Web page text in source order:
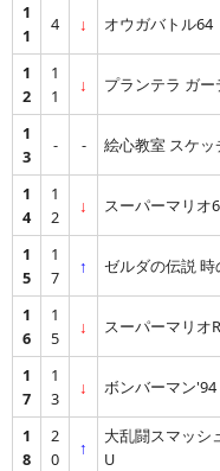
1
1
4 ↓ オウガバトル64
1
2
1
1
↓ プランテラ ガ
1
3
- - 絵心教室 スケッ
1
4
1
2
↓ スーパーマリオ
1
5
1
7
↑ ゼルダの伝説 時
1
6
1
5
↓ スーパーマリオ
1
7
1
3
↓ ボンバーマン'94
1
8
2
0
↑
大乱闘スマッシ
U